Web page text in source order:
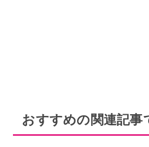
おすすめの関連記事